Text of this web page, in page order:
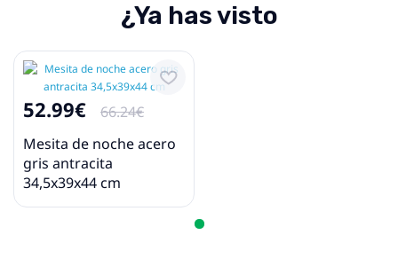
¿Ya has visto
52.99€
66.24€
Mesita de noche acero
gris antracita
34,5x39x44 cm